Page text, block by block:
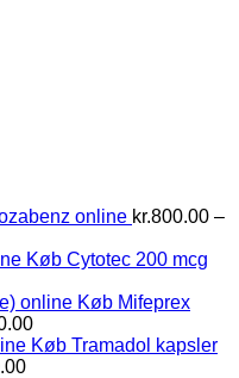
online kr.800.00 –
Køb Cytotec 200 mcg
Køb Mifeprex
Køb Tramadol kapsler
Prisinterval: